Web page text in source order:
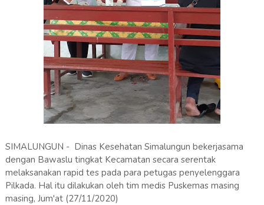
SIMALUNGUN - Dinas Kesehatan Simalungun bekerjasama
dengan Bawaslu tingkat Kecamatan secara serentak
melaksanakan rapid tes pada para petugas penyelenggara
Pilkada. Hal itu dilakukan oleh tim medis Puskemas masing
masing, Jum'at (27/11/2020)